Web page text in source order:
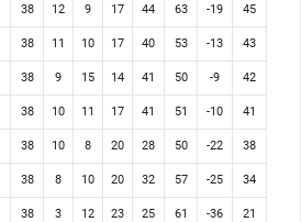
38 12 9 17 44 63 -19 45
38 11 10 17 40 53 -13 43
38 9 15 14 41 50 -9 42
38 10 11 17 41 51 -10 41
38 10 8 20 28 50 -22 38
38 8 10 20 32 57 -25 34
38 3 12 23 25 61 -36 21